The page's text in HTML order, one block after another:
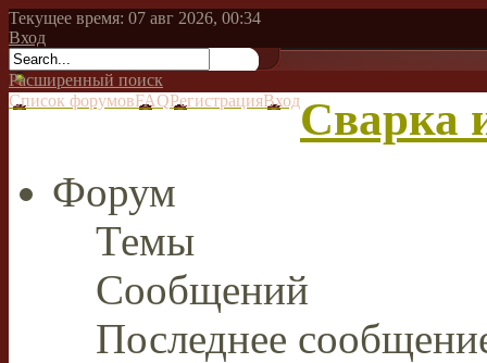
Текущее время: 07 авг 2026, 00:34
Вход
Расширенный поиск
Список форумовFAQРегистрацияВходСварка
Форум
Темы
Сообщений
Последнее